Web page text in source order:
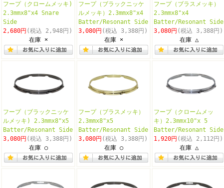
フープ（クロームメッキ)
2.3mmx8"x4 Snare
Side
2,680円 (税込 2,948円)
在庫 ×
フープ（ブラックニッケ
ルメッキ）2.3mmx8"x4
Batter/Resonant Side
3,080円 (税込 3,388円)
在庫 ×
フープ（ブラスメッキ）
2.3mmx8"x4
Batter/Resonant Side
3,080円 (税込 3,388円)
在庫 △
フープ（ブラックニッケ
ルメッキ) 2.3mmx8"x5
Batter/Resonant Side
3,080円 (税込 3,388円)
在庫 ○
フープ（ブラスメッキ）
2.3mmx8"x5
Batter/Resonant Side
3,080円 (税込 3,388円)
在庫 ○
フープ（クロームメッ
キ）2.3mmx10"x 5
Batter/Resonant Side
1,920円 (税込 2,112円)
在庫 △